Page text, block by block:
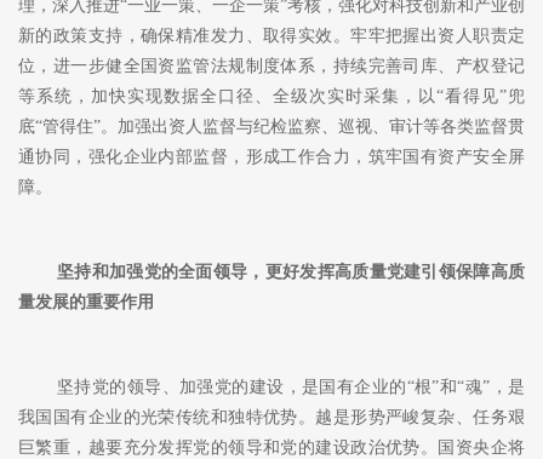
理，深入推进“一业一策、一企一策”考核，强化对科技创新和产业创
新的政策支持，确保精准发力、取得实效。牢牢把握出资人职责定
位，进一步健全国资监管法规制度体系，持续完善司库、产权登记
等系统，加快实现数据全口径、全级次实时采集，以“看得见”兜
底“管得住”。加强出资人监督与纪检监察、巡视、审计等各类监督贯
通协同，强化企业内部监督，形成工作合力，筑牢国有资产安全屏
障。
坚持和加强党的全面领导，更好发挥高质量党建引领保障高质
量发展的重要作用
坚持党的领导、加强党的建设，是国有企业的“根”和“魂”，是
我国国有企业的光荣传统和独特优势。越是形势严峻复杂、任务艰
巨繁重，越要充分发挥党的领导和党的建设政治优势。国资央企将